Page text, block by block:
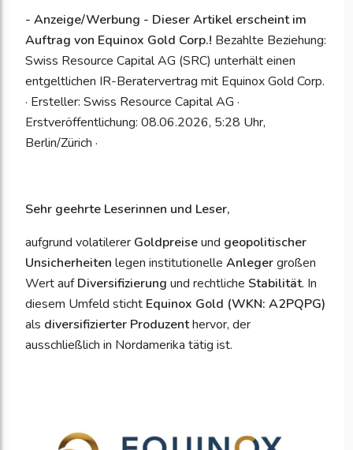
- Anzeige/Werbung - Dieser Artikel erscheint im
Auftrag von Equinox Gold Corp.! Bezahlte Beziehung:
Swiss Resource Capital AG (SRC) unterhält einen
entgeltlichen IR-Beratervertrag mit Equinox Gold Corp.
· Ersteller: Swiss Resource Capital AG ·
Erstveröffentlichung: 08.06.2026, 5:28 Uhr,
Berlin/Zürich ·
Sehr geehrte Leserinnen und Leser,
aufgrund volatilerer Goldpreiseund geopolitischer
Unsicherheiten legen institutionelle Anlegergroßen
Wert aufDiversifizierung und rechtliche Stabilität. In
diesem Umfeld sticht Equinox Gold (WKN: A2PQPG)
als diversifizierter Produzenthervor, der
ausschließlich in Nordamerika tätig ist.